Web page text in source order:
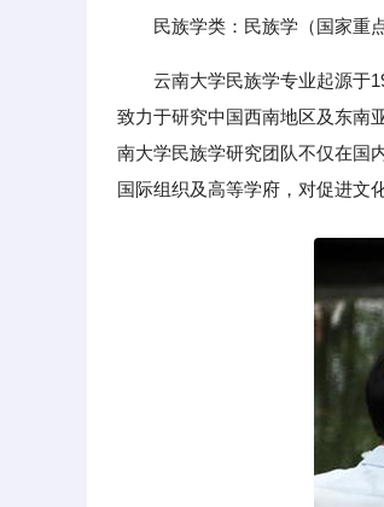
民族学类：民族学（国家重
云南大学民族学专业起源于
致力于研究中国西南地区及东南
南大学民族学研究团队不仅在国
国际组织及高等学府，对促进文